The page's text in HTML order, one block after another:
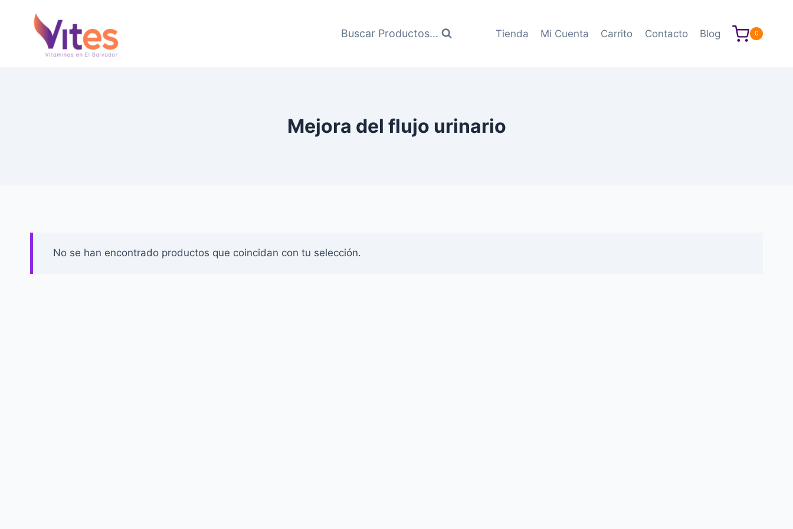
Contenido
Buscar Productos... Tienda Mi Cuenta Carrito Contacto Blog 0
Mejora del flujo urinario
No se han encontrado productos que coincidan con tu selección.